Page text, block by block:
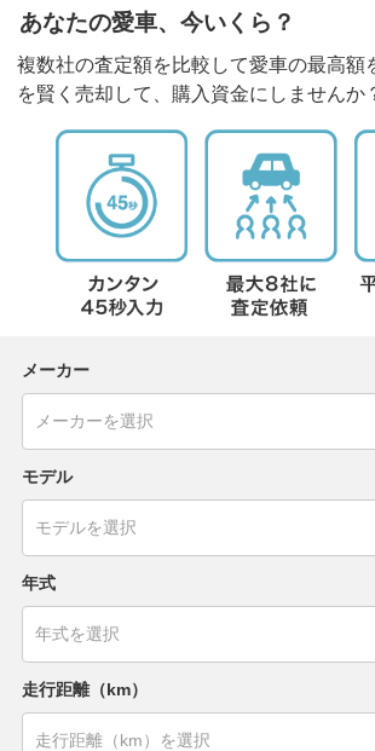
あなたの愛車、今いくら？
複数社の査定額を比較して愛車の最高額
を賢く売却して、購入資金にしませんか
メーカー
モデル
年式
走行距離（km）